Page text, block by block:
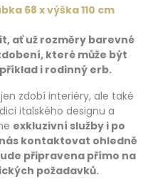
68 x výška 110 cm
ať už rozměry barevné
které může být
i rodinný erb.
zdobí interiéry, ale také
italského designu a
exkluzivní služby i po
kontaktovat ohledně
připravena přímo na
požadavků.